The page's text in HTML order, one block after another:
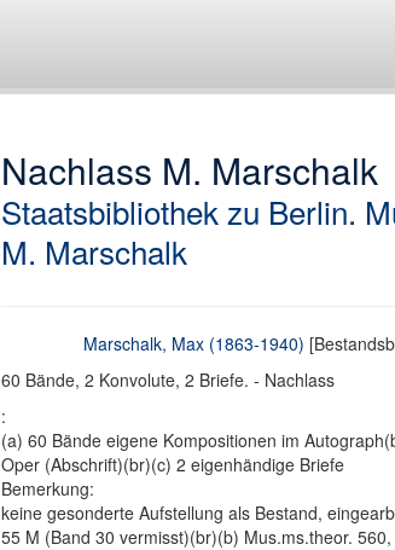
Nachlass M. Marschalk
Staatsbibliothek zu Berlin.
M. Marschalk
Marschalk, Max (1863-1940)
60 Bände, 2 Konvolute, 2 Briefe. - Nachlass
:
(a) 60 Bände eigene Kompositionen im
Oper (Abschrift)(br)(c) 2 eigenhändige Briefe
Bemerkung:
keine gesonderte Aufstellung als Bestand,
55 M (Band 30 vermisst)(br)(b) Mus.ms.theor.